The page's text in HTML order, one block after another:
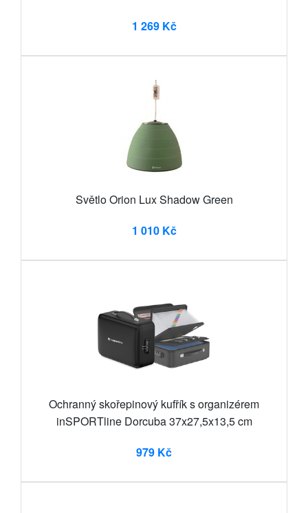
1 269 Kč
Světlo Orion Lux Shadow Green
1 010 Kč
Ochranný skořepinový kufřík s organizérem
inSPORTline Dorcuba 37x27,5x13,5 cm
979 Kč